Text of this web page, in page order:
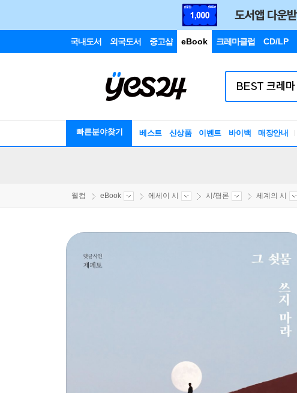
국내도서 외국도서 중고샵 eBook 크레마클럽 CD/LP
빠른분야찾기 베스트 신상품 이벤트 바이백 매장안내
웰컴 eBook 에세이 시 시/평론 세계의 시